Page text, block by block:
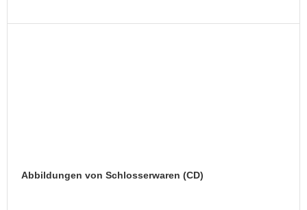
Abbildungen von Schlosserwaren (CD)